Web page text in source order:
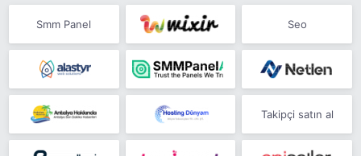
Smm Panel Seo
Takipçi satın al